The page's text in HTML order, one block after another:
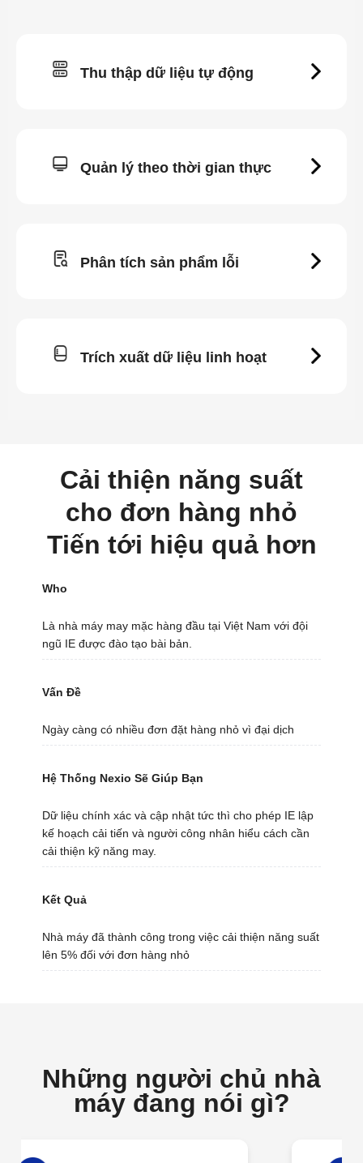
Thu thập dữ liệu tự động
Quản lý theo thời gian thực
Phân tích sản phẩm lỗi
Trích xuất dữ liệu linh hoạt
Cải thiện năng suất
cho đơn hàng nhỏ
Tiến tới hiệu quả hơn
Who
Là nhà máy may mặc hàng đầu tại Việt Nam với đội
ngũ IE được đào tạo bài bản.
Vấn Đề
Ngày càng có nhiều đơn đặt hàng nhỏ vì đại dịch
Hệ Thống Nexio Sẽ Giúp Bạn
Dữ liệu chính xác và cập nhật tức thì cho phép IE lập
kế hoạch cải tiến và người công nhân hiểu cách cần
cải thiện kỹ năng may.
Kết Quả
Nhà máy đã thành công trong việc cải thiện năng suất
lên 5% đối với đơn hàng nhỏ
Những người chủ nhà
máy đang nói gì?